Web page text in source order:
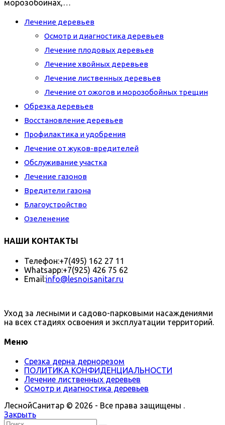
морозобоинах,…
Лечение деревьев
Осмотр и диагностика деревьев
Лечение плодовых деревьев
Лечение хвойных деревьев
Лечение лиственных деревьев
Лечение от ожогов и морозобойных трещин
Обрезка деревьев
Восстановление деревьев
Профилактика и удобрения
Лечение от жуков-вредителей
Обслуживание участка
Лечение газонов
Вредители газона
Благоустройство
Озеленение
НАШИ КОНТАКТЫ
Телефон:+7(495) 162 27 11
Whatsapp:+7(925) 426 75 62
Email:info@lesnoisanitar.ru
Уход за лесными и садово-парковыми насаждениями
на всех стадиях освоения и эксплуатации территорий.
Меню
Срезка дерна дернорезом
ПОЛИТИКА КОНФИДЕНЦИАЛЬНОСТИ
Лечение лиственных деревьев
Осмотр и диагностика деревьев
ЛеснойСанитар © 2026 - Все права защищены .
Закрыть